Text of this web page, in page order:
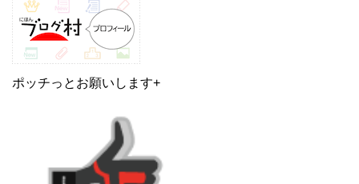
ポッチっとお願いします+